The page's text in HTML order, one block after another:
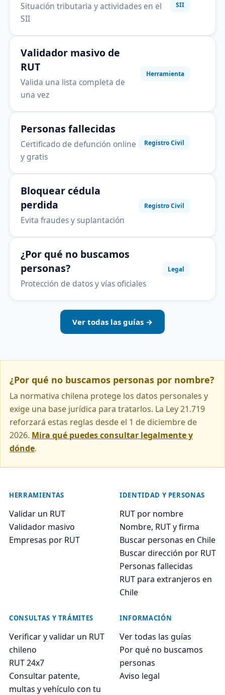
Situación tributaria y actividades en el
SII
SII
Validador masivo de
RUT
Valida una lista completa de
una vez
Herramienta
Personas fallecidas
Certificado de defunción online
y gratis
Registro Civil
Bloquear cédula
perdida
Evita fraudes y suplantación
Registro Civil
¿Por qué no buscamos
personas?
Protección de datos y vías oficiales
Legal
Ver todas las guías →
¿Por qué no buscamos personas por nombre?
La normativa chilena protege los datos personales y
exige una base jurídica para tratarlos. La Ley 21.719
reforzará estas reglas desde el 1 de diciembre de
2026. Mira qué puedes consultar legalmente y
dónde.
HERRAMIENTAS
Validar un RUT
Validador masivo
Empresas por RUT
IDENTIDAD Y PERSONAS
RUT por nombre
Nombre, RUT y firma
Buscar personas en Chile
Buscar dirección por RUT
Personas fallecidas
RUT para extranjeros en
Chile
CONSULTAS Y TRÁMITES
Verificar y validar un RUT
chileno
RUT 24x7
Consultar patente,
multas y vehículo con tu
INFORMACIÓN
Ver todas las guías
Por qué no buscamos
personas
Aviso legal